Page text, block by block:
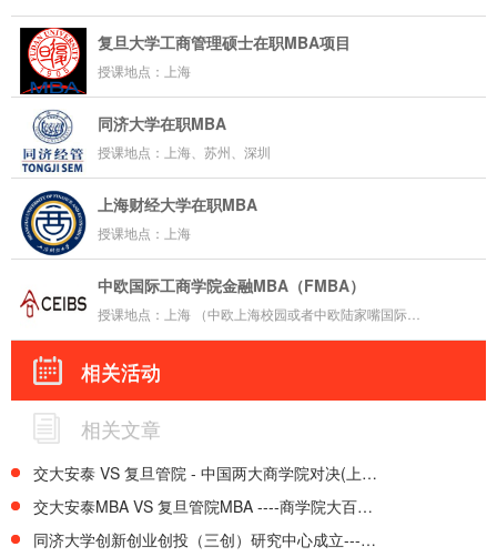
复旦大学工商管理硕士在职MBA项目
授课地点：上海
同济大学在职MBA
授课地点：上海、苏州、深圳
上海财经大学在职MBA
授课地点：上海
中欧国际工商学院金融MBA（FMBA）
相关活动
相关文章
交大安泰 VS 复旦管院 - 中国两大商学院对决(上海地区)
交大安泰MBA VS 复旦管院MBA ----商学院大百科WhichMBA.net独家
同济大学创新创业创投（三创）研究中心成立----全球首个“三创”指数即将发布